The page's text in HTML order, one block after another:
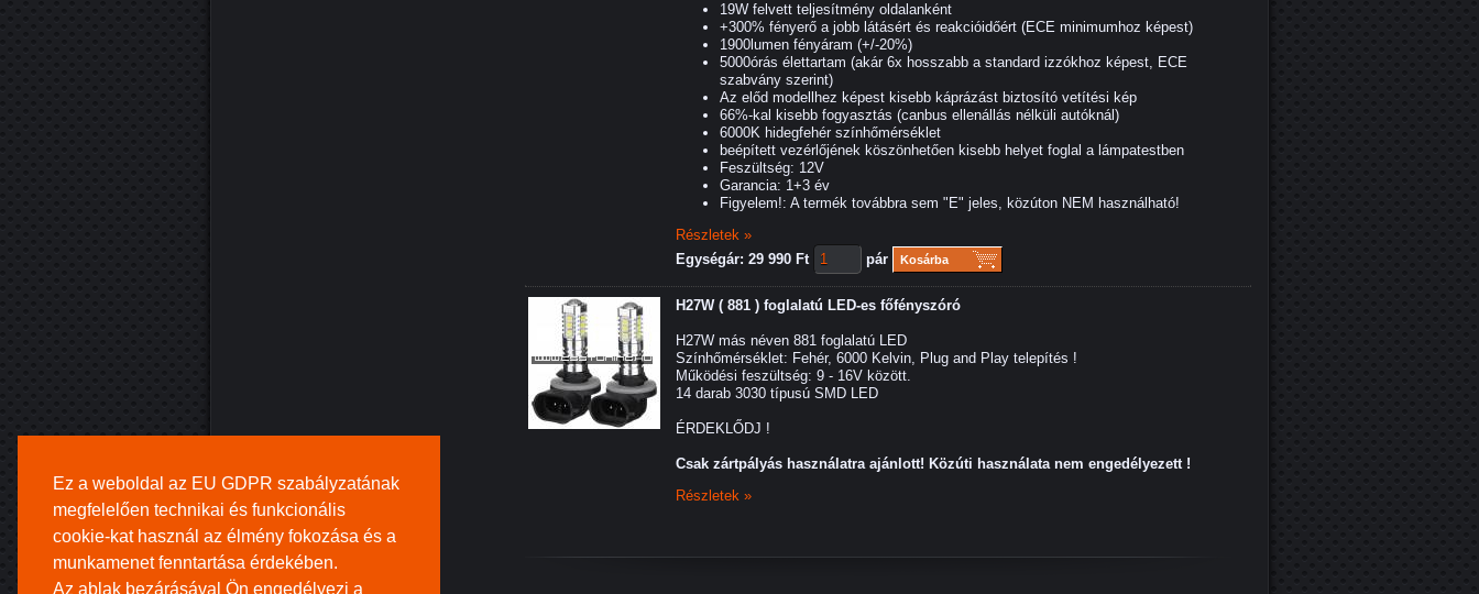
Ez a weboldal az EU GDPR szabályzatának
megfelelően technikai és funkcionális
cookie-kat használ az élmény fokozása és a
munkamenet fenntartása érdekében.
Az ablak bezárásával Ön engedélyezi a
19W felvett teljesítmény oldalanként
+300% fényerő a jobb látásért és reakcióidőért (ECE minimumhoz képest)
1900lumen fényáram (+/-20%)
5000órás élettartam (akár 6x hosszabb a standard izzókhoz képest, ECE
szabvány szerint)
Az előd modellhez képest kisebb káprázást biztosító vetítési kép
66%-kal kisebb fogyasztás (canbus ellenállás nélküli autóknál)
6000K hidegfehér színhőmérséklet
beépített vezérlőjének köszönhetően kisebb helyet foglal a lámpatestben
Feszültség: 12V
Garancia: 1+3 év
Figyelem!: A termék továbbra sem "E" jeles, közúton NEM használható!
Részletek »
Egységár: 29 990 Ft
pár Kosárba
H27W ( 881 ) foglalatú LED-es főfényszóró
H27W más néven 881 foglalatú LED
Színhőmérséklet: Fehér, 6000 Kelvin, Plug and Play telepítés !
Működési feszültség: 9 - 16V között.
14 darab 3030 típusú SMD LED
ÉRDEKLŐDJ !
Csak zártpályás használatra ajánlott! Közúti használata nem engedélyezett !
Részletek »